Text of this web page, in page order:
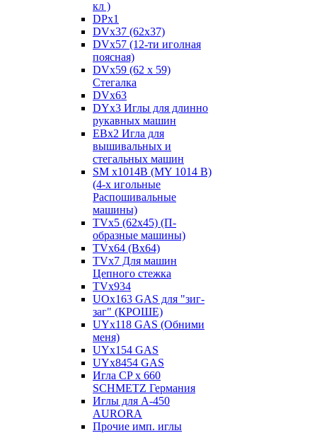
кл )
DPx1
DVx37 (62x37)
DVx57 (12-ти иголная
поясная)
DVx59 (62 x 59)
Стегалка
DVx63
DYx3 Иглы для длинно
рукавных машин
EBx2 Игла для
вышивальных и
стегальных машин
SM x1014B (MY 1014 B)
(4-х игольные
Распошивальные
машины)
TVх5 (62х45) (П-
образные машины)
TVх64 (Вх64)
TVх7 Для машин
Цепного стежка
TVх934
UOx163 GAS для "зиг-
заг" (КРОШЕ)
UYx118 GAS (Обними
меня)
UYx154 GAS
UYx8454 GAS
Игла CP х 660
SCHMETZ Германия
Иглы для А-450
AURORA
Прочие имп. иглы